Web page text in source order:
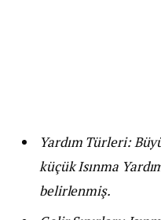
Yardım Türleri:
küçük Isınma
belirlenmiş.